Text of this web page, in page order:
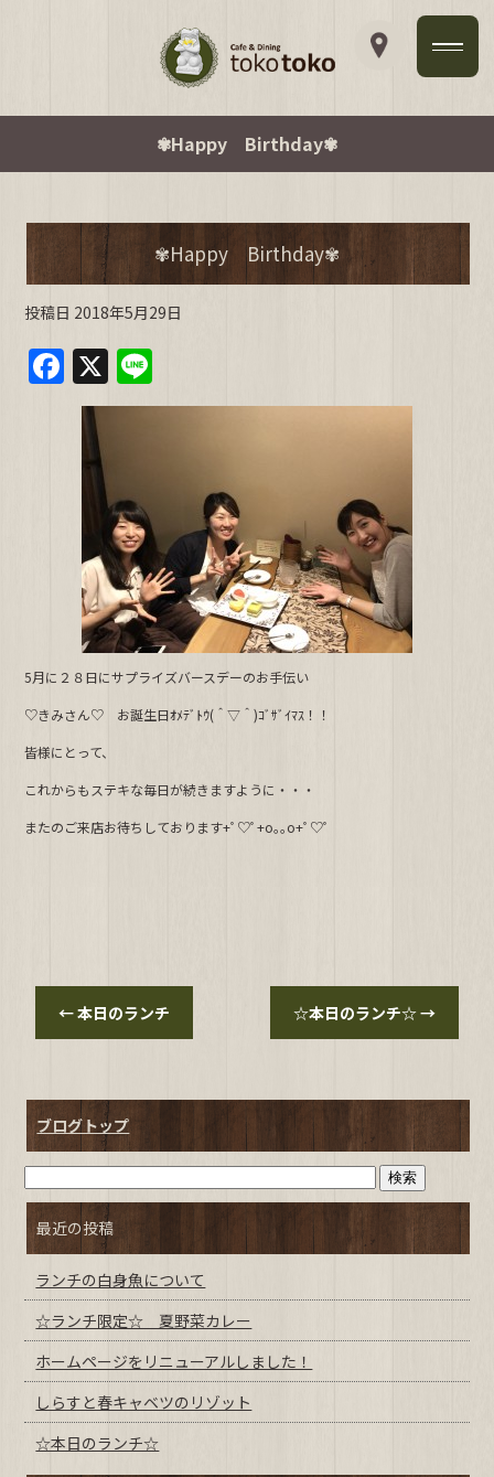
✾Happy Birthday✾
✾Happy Birthday✾
投稿日 2018年5月29日
F
a
o
k
X
n
5月に２８日にサプライズバースデーのお手伝い
♡きみさん♡ お誕生日ｵﾒﾃﾞﾄｳ(＾▽＾)ｺﾞｻﾞｲﾏｽ！！
皆様にとって、
これからもステキな毎日が続きますように・・・
またのご来店お待ちしております+ﾟ♡ﾟ+o｡｡o+ﾟ♡ﾟ
←本日のランチ ☆本日のランチ☆→
ブログトップ
最近の投稿
ランチの白身魚について
☆ランチ限定☆ 夏野菜カレー
ホームページをリニューアルしました！
しらすと春キャベツのリゾット
☆本日のランチ☆